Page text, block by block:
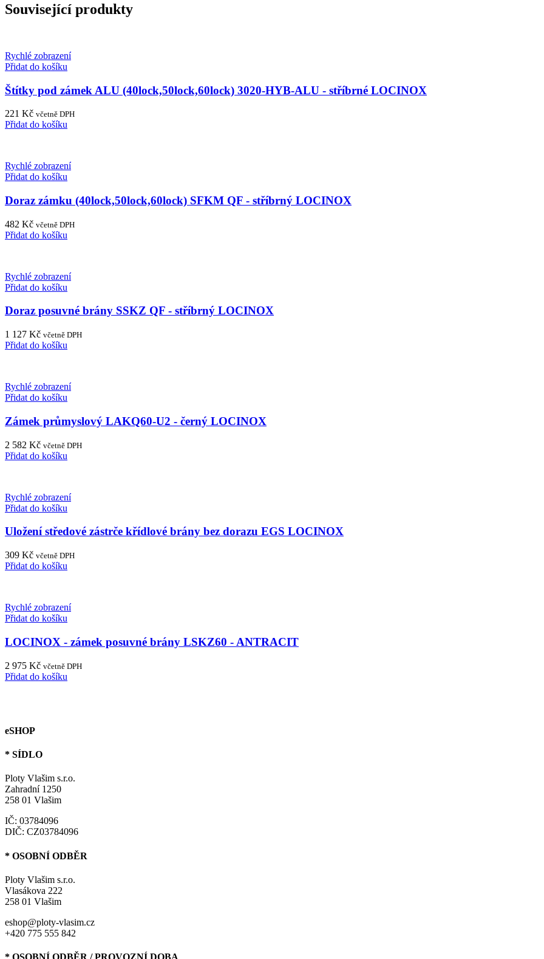
Související produkty
Rychlé zobrazení
Přidat do košíku
Štítky pod zámek ALU (40lock,50lock,60lock) 3020-HYB-ALU - stříbrné LOCINOX
221 Kč včetně DPH
Přidat do košíku
Rychlé zobrazení
Přidat do košíku
Doraz zámku (40lock,50lock,60lock) SFKM QF - stříbrný LOCINOX
482 Kč včetně DPH
Přidat do košíku
Rychlé zobrazení
Přidat do košíku
Doraz posuvné brány SSKZ QF - stříbrný LOCINOX
1 127 Kč včetně DPH
Přidat do košíku
Rychlé zobrazení
Přidat do košíku
Zámek průmyslový LAKQ60-U2 - černý LOCINOX
2 582 Kč včetně DPH
Přidat do košíku
Rychlé zobrazení
Přidat do košíku
Uložení středové zástrče křídlové brány bez dorazu EGS LOCINOX
309 Kč včetně DPH
Přidat do košíku
Rychlé zobrazení
Přidat do košíku
LOCINOX - zámek posuvné brány LSKZ60 - ANTRACIT
2 975 Kč včetně DPH
Přidat do košíku
eSHOP
* SÍDLO
Ploty Vlašim s.r.o.
Zahradní 1250
258 01 Vlašim
IČ: 03784096
DIČ: CZ03784096
* OSOBNÍ ODBĚR
Ploty Vlašim s.r.o.
Vlasákova 222
258 01 Vlašim
eshop@ploty-vlasim.cz
+420 775 555 842
* OSOBNÍ ODBĚR / PROVOZNÍ DOBA